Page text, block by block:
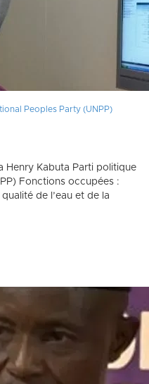
Peoples Party (UNPP)
Henry Kabuta Parti politique
Fonctions occupées :
de l’eau et de la